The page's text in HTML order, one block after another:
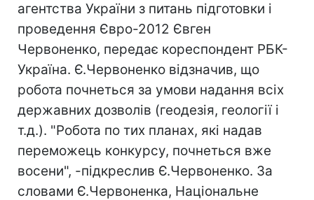
агентства України з питань підготовки і
проведення Євро-2012 Євген
Червоненко, передає кореспондент РБК-
Україна. Є.Червоненко відзначив, що
робота почнеться за умови надання всіх
державних дозволів (геодезія, геології і
т.д.). "Робота по тих планах, які надав
переможець конкурсу, почнеться вже
восени", -підкреслив Є.Червоненко. За
словами Є.Червоненка, Національне